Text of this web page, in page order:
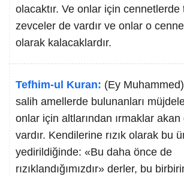
olacaktır. Ve onlar için cennetlerde
zevceler de vardır ve onlar o
olarak kalacaklardır.
Tefhim-ul Kuran: (Ey
salih amellerde bulunanları
onlar için altlarından ırmaklar
vardır. Kendilerine rızık olarak bu
yedirildiğinde: «Bu daha önce de
rızıklandığımızdır» derler, bu